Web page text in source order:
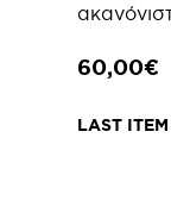
60,00€
LAST ITEM